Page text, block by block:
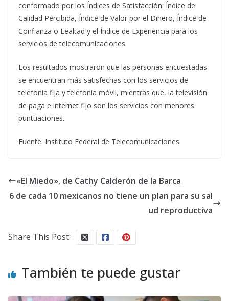
conformado por los Índices de Satisfacción: Índice de
Calidad Percibida, Índice de Valor por el Dinero, Índice de
Confianza o Lealtad y el Índice de Experiencia para los
servicios de telecomunicaciones.
Los resultados mostraron que las personas encuestadas
se encuentran más satisfechas con los servicios de
telefonía fija y telefonía móvil, mientras que, la televisión
de paga e internet fijo son los servicios con menores
puntuaciones.
Fuente: Instituto Federal de Telecomunicaciones
«El Miedo», de Cathy Calderón de la Barca
6 de cada 10 mexicanos no tiene un plan para su sal
ud reproductiva
Share This Post:
También te puede gustar